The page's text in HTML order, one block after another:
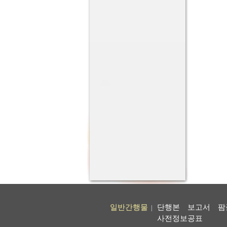
일반간행물 단행본 보고서
사전정보공표